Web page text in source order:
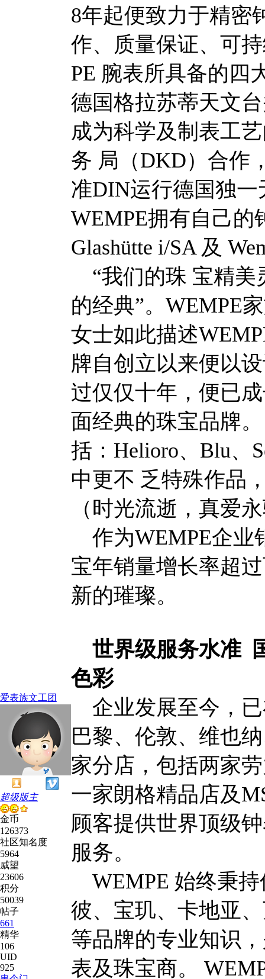
爱表族文工团
超级版主
金币
126373
社区知名度
5964
威望
23606
积分
50039
帖子
661
精华
106
UID
925
8年起便致力于精密
作、质量保证、可
PE 腕表所具备的四
德国格拉苏蒂天文
成为科学及制表工
务 局（DKD）合作
准DIN运行德国独
WEMPE拥有自己的
Glashütte i/SA 及
“我们的珠 宝精美
的经典”。WEMPE
女士如此描述
牌自创立以来便以
过仅仅十年，便已
面经典的珠宝品牌
括：Helioro、Blu、
中更不 乏特殊作品
（时光流逝，真爱
作为WEMPE企业
宝年销量增长率超
新的璀璨。
世界级服务水准
色彩
企业发展至今，
巴黎、伦敦、维也
家分店，包括两家
一家朗格精品店及
顾客提供世界顶级
服务。
WEMPE 始终秉持
彼、宝玑、卡地亚
等品牌的专业知识
表及珠宝商。